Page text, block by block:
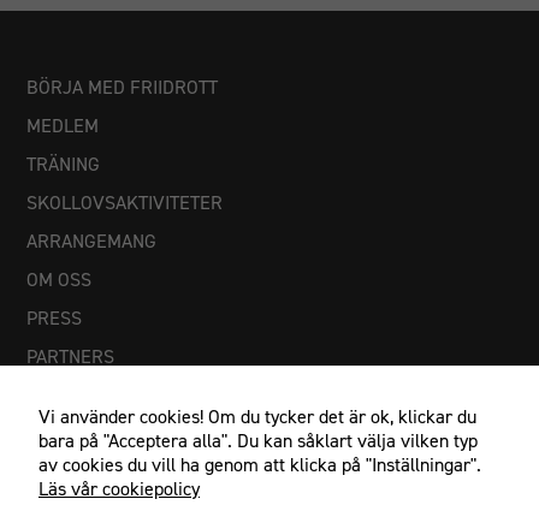
BÖRJA MED FRIIDROTT
MEDLEM
TRÄNING
SKOLLOVSAKTIVITETER
ARRANGEMANG
OM OSS
PRESS
PARTNERS
Vi använder cookies! Om du tycker det är ok, klickar du
bara på "Acceptera alla". Du kan såklart välja vilken typ
av cookies du vill ha genom att klicka på "Inställningar".
Läs vår cookiepolicy
inte att välja
bort. De
behövs för